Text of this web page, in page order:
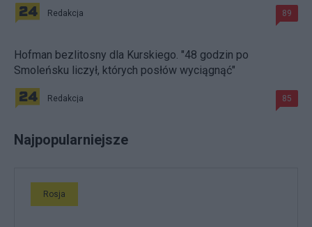
Redakcja 89
Hofman bezlitosny dla Kurskiego. "48 godzin po
Smoleńsku liczył, których posłów wyciągnąć"
Redakcja 85
Najpopularniejsze
Rosja